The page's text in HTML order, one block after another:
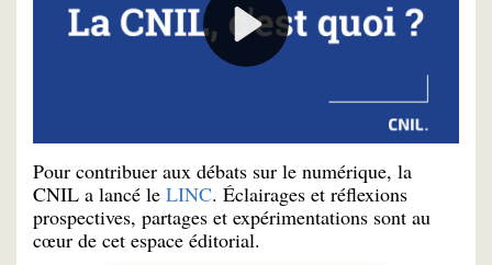
LINC, Laboratoire d’innovation
numérique de la CNIL
Pour contribuer aux débats sur le numérique, la
CNIL a lancé le LINC. Éclairages et réflexions
prospectives, partages et expérimentations sont au
cœur de cet espace éditorial.